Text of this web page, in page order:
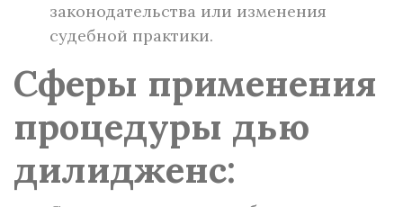
законодательства или изменения
судебной практики.
Сферы применения
процедуры дью
дилидженс: